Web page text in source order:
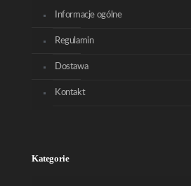
Informacje ogólne
Regulamin
Dostawa
Kontakt
Kategorie